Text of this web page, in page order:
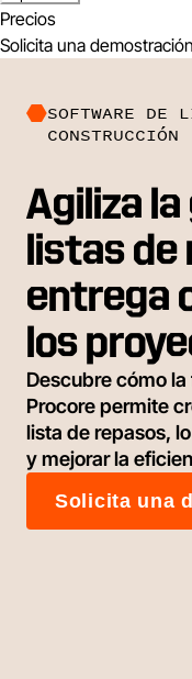
Precios
Solicita una demostración
SOFTWARE DE
CONSTRUCCIÓN
Agiliza
listas de
entrega
los
Descubre cómo
Procore permite
lista de repasos,
y mejorar la
Solicita una